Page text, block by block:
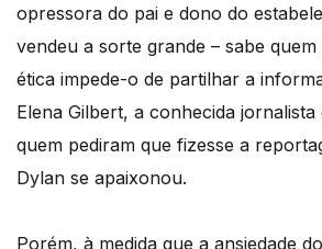
opressora do pai e dono do
vendeu a sorte grande – sabe
ética impede-o de partilhar a
Elena Gilbert, a conhecida jornalista
quem pediram que fizesse a
Dylan se apaixonou.
Porém, à medida que a ansiedade